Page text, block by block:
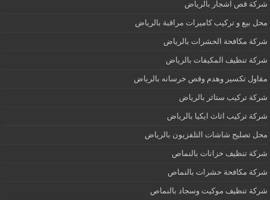
شركة قص اشجار بالرياض
محل بيع و تركيب كاميرات مراقبة بالرياض
شركة مكافحة الحشرات بالرياض
شركة تنظيف المكيفات بالرياض
مقاول تكسير وهدم وقص خرسانه بالرياض
شركة تركيب ستائر بالرياض
شركة تركيب اثاث ايكيا بالرياض
محل تصليح شاشات التلفزيون بالرياض
شركة تنظيف خزانات بالنماص
شركة مكافحة حشرات بالنماص
شركة تنظيف موكيت وسجاد بالنماص